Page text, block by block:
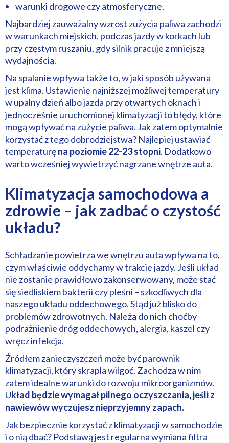
warunki drogowe czy atmosferyczne.
Najbardziej zauważalny wzrost zużycia paliwa zachodzi
w warunkach miejskich, podczas jazdy w korkach lub
przy częstym ruszaniu, gdy silnik pracuje z mniejszą
wydajnością.
Na spalanie wpływa także to, w jaki sposób używana
jest klima. Ustawienie najniższej możliwej temperatury
w upalny dzień albo jazda przy otwartych oknach i
jednocześnie uruchomionej klimatyzacji to błędy, które
mogą wpływać na zużycie paliwa. Jak zatem optymalnie
korzystać z tego dobrodziejstwa? Najlepiej ustawiać
temperaturęna poziomie 22-23 stopni. Dodatkowo
warto wcześniej wywietrzyć nagrzane wnętrze auta.
Klimatyzacja samochodowa a
zdrowie – jak zadbać o czystość
układu?
Schładzanie powietrza we wnętrzu auta wpływa na to,
czym właściwie oddychamy w trakcie jazdy. Jeśli układ
nie zostanie prawidłowo zakonserwowany, może stać
się siedliskiem bakterii czy pleśni – szkodliwych dla
naszego układu oddechowego. Stąd już blisko do
problemów zdrowotnych. Należą do nich choćby
podrażnienie dróg oddechowych, alergia, kaszel czy
wręcz infekcja.
Źródłem zanieczyszczeń może być parownik
klimatyzacji, który skrapla wilgoć. Zachodzą w nim
zatem idealne warunki do rozwoju mikroorganizmów.
Układ będzie wymagał pilnego oczyszczania, jeśli z
nawiewów wyczujesz nieprzyjemny zapach.
Jak bezpiecznie korzystać z klimatyzacji w samochodzie
i o nią dbać? Podstawą jest regularna wymiana filtra